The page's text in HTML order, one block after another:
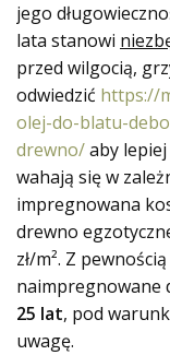
jego
lata stanowi
przed wilgocią,
odwiedzić https://
olej-do-blatu-
drewno/aby
wahają się w
impregnowana
drewno
zł/m². Z
naimpregnowane
25 lat, pod
uwagę.